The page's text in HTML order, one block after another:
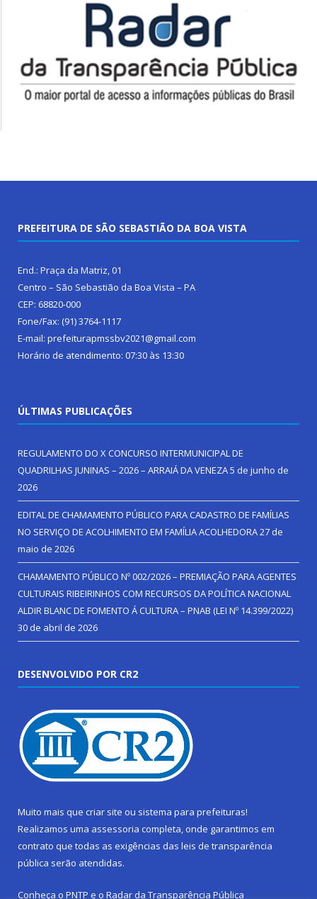
PREFEITURA DE SÃO SEBASTIÃO DA BOA VISTA
End.: Praça da Matriz, 01
Centro – São Sebastião da Boa Vista – PA
CEP: 68820-000
Fone/Fax: (91) 3764-1117
E-mail: prefeiturapmssbv2021@gmail.com
Horário de atendimento: 07:30 às 13:30
ÚLTIMAS PUBLICAÇÕES
REGULAMENTO DO X CONCURSO INTERMUNICIPAL DE
QUADRILHAS JUNINAS – 2026 – ARRAIÁ DA VENEZA5 de junho de
2026
EDITAL DE CHAMAMENTO PÚBLICO PARA CADASTRO DE FAMÍLIAS
NO SERVIÇO DE ACOLHIMENTO EM FAMÍLIA ACOLHEDORA27 de
maio de 2026
CHAMAMENTO PÚBLICO Nº 002/2026 – PREMIAÇÃO PARA AGENTES
CULTURAIS RIBEIRINHOS COM RECURSOS DA POLÍTICA NACIONAL
ALDIR BLANC DE FOMENTO Á CULTURA – PNAB (LEI Nº 14.399/2022)
30 de abril de 2026
DESENVOLVIDO POR CR2
Muito mais que criar site ou sistema para prefeituras!
Realizamos uma assessoria completa, onde garantimos em
contrato que todas as exigências das leis de transparência
pública serão atendidas.
Conheça o PNTP e o Radar da Transparência Pública